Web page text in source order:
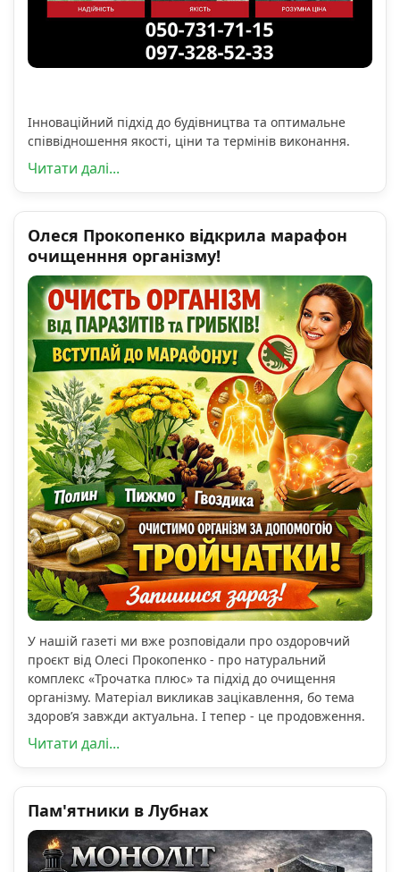
Інноваційний підхід до будівництва та оптимальне
співвідношення якості, ціни та термінів виконання.
Читати далі...
Олеся Прокопенко відкрила марафон
очищенння організму!
У нашій газеті ми вже розповідали про оздоровчий
проєкт від Олесі Прокопенко - про натуральний
комплекс «Трочатка плюс» та підхід до очищення
організму. Матеріал викликав зацікавлення, бо тема
здоров’я завжди актуальна. І тепер - це продовження.
Читати далі...
Пам'ятники в Лубнах